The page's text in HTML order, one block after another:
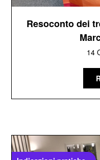
Resoconto dei
14